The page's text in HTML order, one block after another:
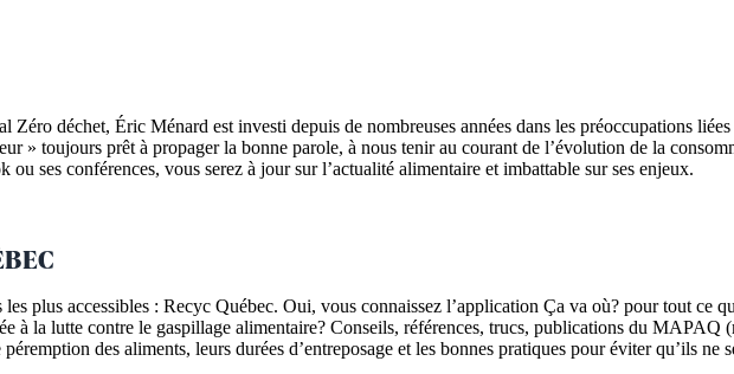
Zéro déchet, Éric Ménard est investi depuis de nombreuses années dans les préoccupations
» toujours prêt à propager la bonne parole, à nous tenir au courant de l’évolution de la
ses conférences, vous serez à jour sur l’actualité alimentaire et imbattable sur ses enjeux.
les plus accessibles : Recyc Québec. Oui, vous connaissez l’application Ça va où? pour tout ce
à la lutte contre le gaspillage alimentaire? Conseils, références, trucs, publications du
des aliments, leurs durées d’entreposage et les bonnes pratiques pour éviter qu’ils ne